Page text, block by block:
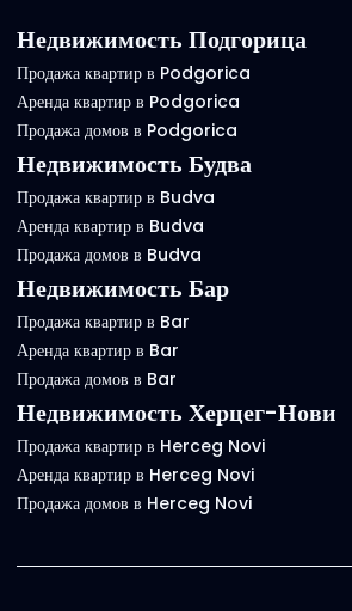
Недвижимость Подгорица
Продажа квартир в Podgorica
Аренда квартир в Podgorica
Продажа домов в Podgorica
Недвижимость Будва
Продажа квартир в Budva
Аренда квартир в Budva
Продажа домов в Budva
Недвижимость Бар
Продажа квартир в Bar
Аренда квартир в Bar
Продажа домов в Bar
Недвижимость Херцег-Нови
Продажа квартир в Herceg Novi
Аренда квартир в Herceg Novi
Продажа домов в Herceg Novi